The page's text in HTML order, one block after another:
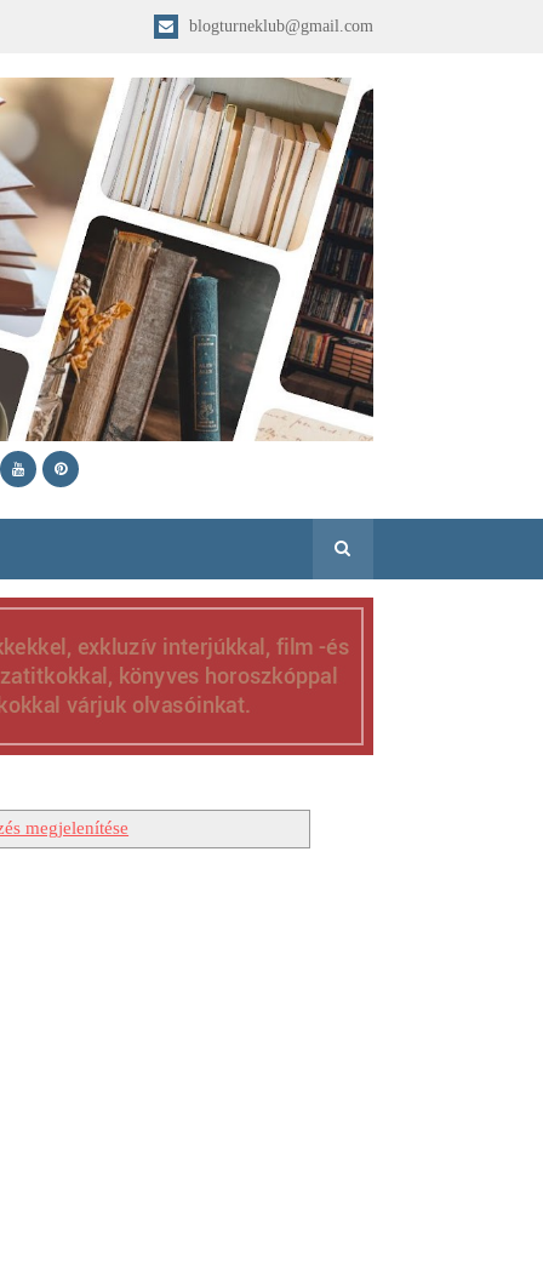
blogturneklub@gmail.com
megjelenítése